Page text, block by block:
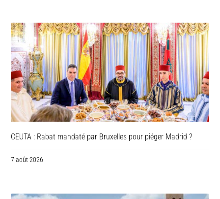
CEUTA : Rabat mandaté par Bruxelles pour piéger Madrid ?
7 août 2026